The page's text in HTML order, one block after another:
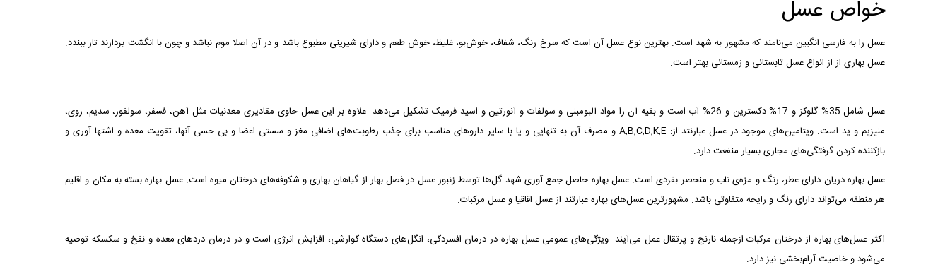
خواص عسل
عسل را به فارسی انگبین می‌نامند که مشهور به شهد است. بهترین نوع عسل آن است که سرخ رنگ، شفاف، خوش‌بو، غلیظ، خوش طعم و دارای شیرینی مطبوع باشد و در آن اصلا موم نباشد و چون با انگشت بردارند تار ببندد.
عسل بهاری از از انواع عسل تابستانی و زمستانی بهتر است.
عسل شامل 35% گلوکز و 17% دکسترین و 26% آب است و بقیه آن را مواد آلبومبنی و سولفات و آنورتین و اسید فرمیک تشکیل می‌دهد. علاوه بر این عسل حاوی مقادیری معدنیات مثل آهن، فسفر، سولفور، سدیم، روی،
منیزیم و ید است. ویتامین‌های موجود در عسل عبارنتد از: A,B,C,D,K,E و مصرف آن به تنهایی و یا با سایر داروهای مناسب برای جذب رطوبت‌های اضافی مغز و سستی اعضا و بی حسی آنها، تقویت معده و اشتها آوری و
بازکننده کردن گرفتگی‌های مجاری بسیار منفعت دارد.
عسل بهاره دریان دارای عطر، رنگ و مزه‌ی ناب و منحصر بفردی است. عسل بهاره حاصل جمع‌ آوری شهد گل‌ها توسط زنبور عسل در فصل بهار از گیاهان بهاری و شکوفه‌های درختان میوه است. عسل بهاره بسته به مکان و اقلیم
هر منطقه می‌تواند دارای رنگ و رایحه متفاوتی باشد. مشهورترین عسل‌های بهاره عبارتند از عسل اقاقیا و عسل مرکبات.
اکثر عسل‌های بهاره از درختان مرکبات ازجمله نارنج و پرتقال عمل می‌آیند. ویژگی‌های عمومی عسل بهاره در درمان افسردگی، انگل‌های دستگاه گوارشی، افزایش انرژی است و در درمان دردهای معده و نفخ و سکسکه توصیه
می‌شود و خاصیت آرام‌بخشی نیز دارد.